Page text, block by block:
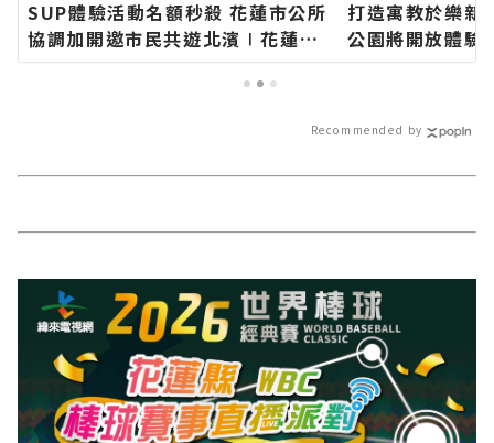
SUP體驗活動名額秒殺 花蓮市公所
協調加開邀市民共遊北濱∣花蓮新
聞網官方網站各類新聞－最快速的
今日新聞報導 最新的在地資訊！
打造寓教於樂新
公園將開放體
網站各類新聞－
Recommended by